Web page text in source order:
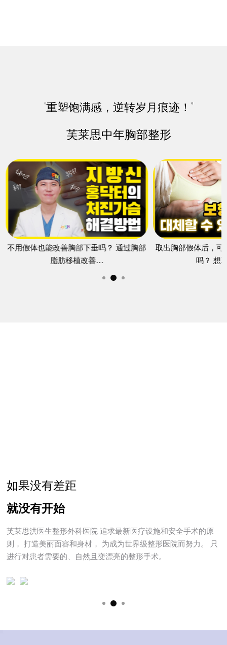
"重塑饱满感，逆转岁月痕迹！"
芙莱思中年胸部整形
不用假体也能改善胸部下垂吗？ 通过胸部
脂肪移植改善…
取出胸部假体后，可
吗？ 想
如果没有差距
就没有开始
芙莱思洪医生整形外科医院 追求最新医疗设施和安全手术的原
则，
打造美丽面容和身材， 为成为世界级整形医院而努力。
只
进行对患者需要的、自然且变漂亮的整形手术。